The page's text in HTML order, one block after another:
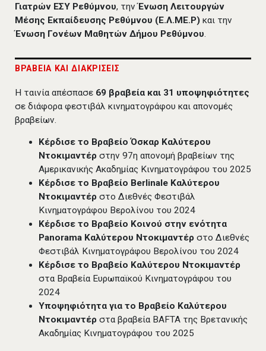
Γιατρών ΕΣΥ Ρεθύμνου, τηνΈνωση Λειτουργών
Μέσης Εκπαίδευσης Ρεθύμνου (Ε.Λ.ΜΕ.Ρ) και την
Ένωση Γονέων Μαθητών Δήμου Ρεθύμνου
ΒΡΑΒΕΙΑ ΚΑΙ ΔΙΑΚΡΙΣΕΙΣ
Η ταινία απέσπασε 69 βραβεία και 31 υποψηφιότητες
σε διάφορα φεστιβάλ κινηματογράφου και απονομές
βραβείων.
Κέρδισε το Βραβείο Όσκαρ Καλύτερου
Ντοκιμαντέρ στην 97η απονομή βραβείων της
Αμερικανικής Ακαδημίας Κινηματογράφου του 2025
Κέρδισε το Βραβείο Berlinale Καλύτερου
Ντοκιμαντέρ στο Διεθνές Φεστιβάλ
Κινηματογράφου Βερολίνου του 2024
Κέρδισε το Βραβείο Κοινού στην ενότητα
Panorama Καλύτερου Ντοκιμαντέρ στο Διεθνές
Φεστιβάλ Κινηματογράφου Βερολίνου του 2024
Κέρδισε το Βραβείο Καλύτερου Ντοκιμαντέρ
στα Βραβεία Ευρωπαϊκού Κινηματογράφου του
2024
Υποψηφιότητα για το Βραβείο Καλύτερου
Ντοκιμαντέρ στα βραβεία BAFTA της Βρετανικής
Ακαδημίας Κινηματογράφου του 2025